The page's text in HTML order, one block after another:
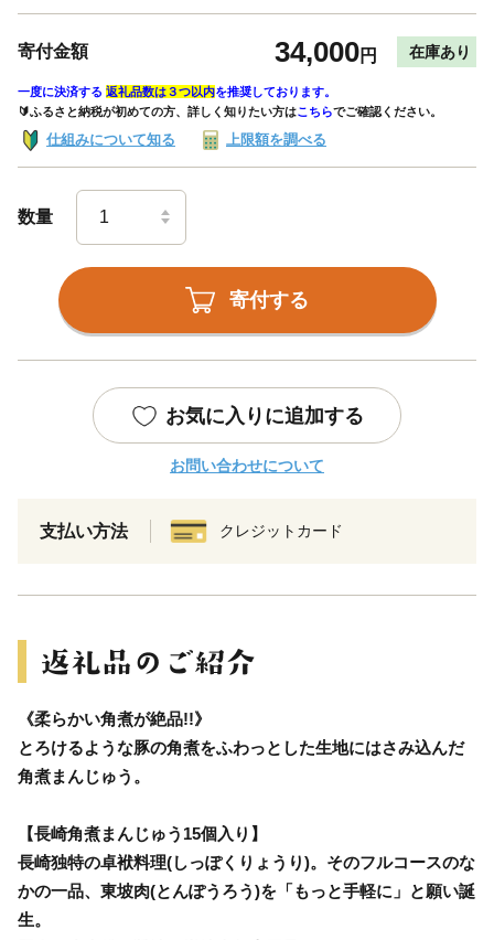
寄付金額 34,000円 在庫あり
一度に決済する 返礼品数は３つ以内を推奨しております。
🔰ふるさと納税が初めての方、詳しく知りたい方はこちらでご確認ください。
仕組みについて知る 上限額を調べる
数量
寄付する
お気に入りに追加する
お問い合わせについて
支払い方法 クレジットカード
《柔らかい角煮が絶品!!》
とろけるような豚の角煮をふわっとした生地にはさみ込んだ
角煮まんじゅう。
【長崎角煮まんじゅう15個入り】
長崎独特の卓袱料理(しっぽくりょうり)。そのフルコースのな
かの一品、東坡肉(とんぽうろう)を「もっと手軽に」と願い誕
生。